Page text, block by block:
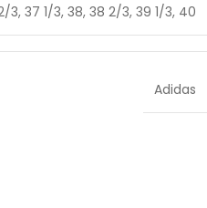
3, 37 1/3, 38, 38 2/3, 39 1/3, 40
Adidas